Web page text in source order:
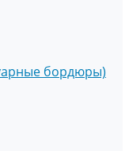
бордюры)